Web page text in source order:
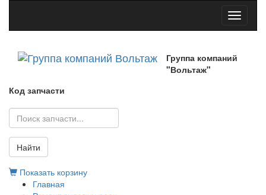
Toggle
Группа компаний
"Вольтаж"
Код запчасти
Найти
Показать корзину
Главная